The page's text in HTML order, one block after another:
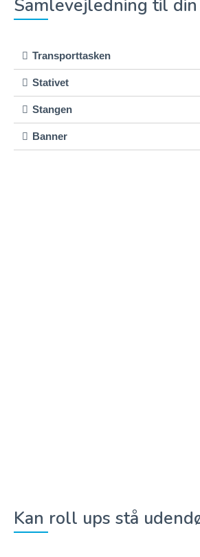
Samlevejledning til
Transporttasken
Stativet
Stangen
Banner
Kan roll ups stå